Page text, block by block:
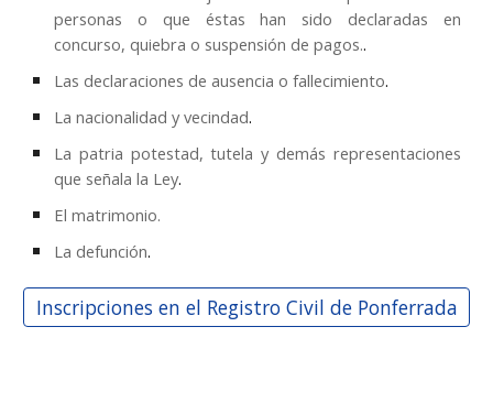
personas o que éstas han sido declaradas en
concurso, quiebra o suspensión de pagos..
Las declaraciones de ausencia o fallecimiento.
La nacionalidad y vecindad.
La patria potestad, tutela y demás representaciones
que señala la Ley.
El matrimonio.
La defunción.
Inscripciones en el Registro Civil de Ponferrada